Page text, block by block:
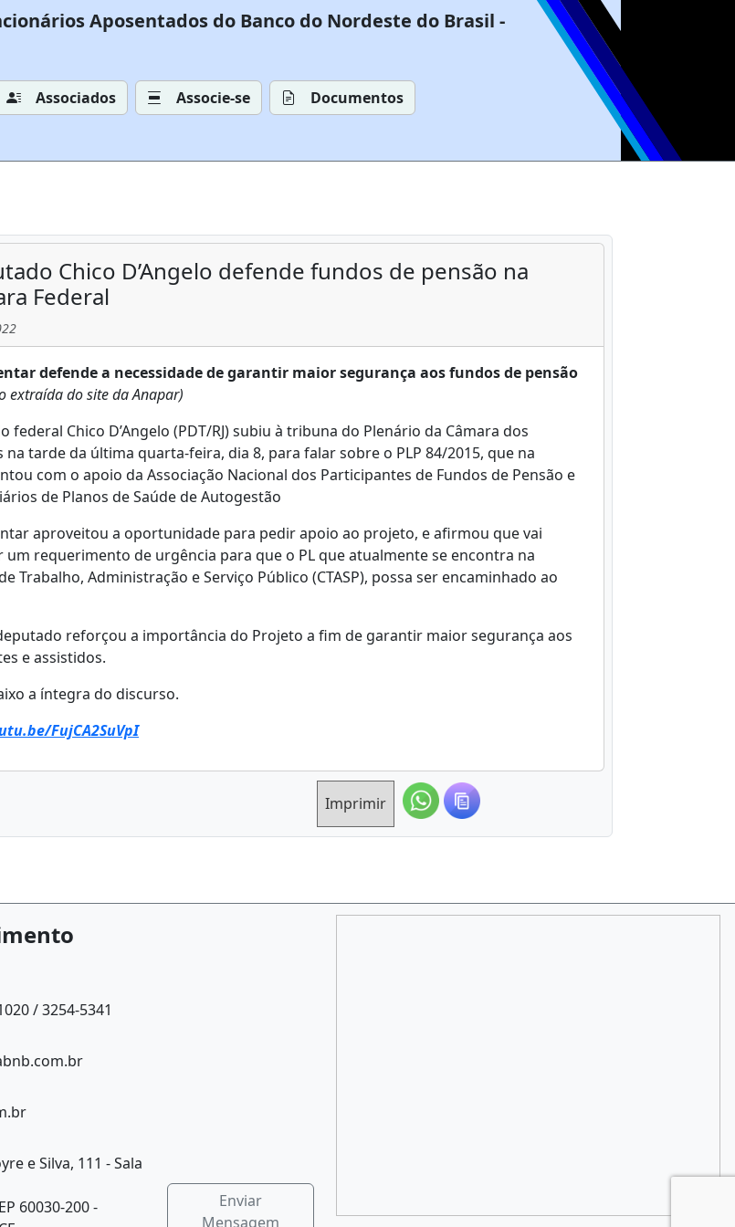
Aposentados do Banco do Nordeste do Brasil -
Associados Associe-se
Documentos
Chico D’Angelo defende fundos de pensão na
Federal
defende a necessidade de garantir maior segurança aos fundos de pensão
extraída do site da Anapar)
federal Chico D’Angelo (PDT/RJ) subiu à tribuna do Plenário da Câmara dos
na tarde da última quarta-feira, dia 8, para falar sobre o PLP 84/2015, que na
com o apoio da Associação Nacional dos Participantes de Fundos de Pensão e
de Planos de Saúde de Autogestão
aproveitou a oportunidade para pedir apoio ao projeto, e afirmou que vai
um requerimento de urgência para que o PL que atualmente se encontra na
Trabalho, Administração e Serviço Público (CTASP), possa ser encaminhado ao
reforçou a importância do Projeto a fim de garantir maior segurança aos
e assistidos.
a íntegra do discurso.
FujCA2SuVpI
Imprimir
/ 3254-5341
e Silva, 111 - Sala
60030-200 -
Enviar
Mensagem